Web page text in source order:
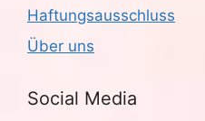
Haftungsausschluss
Über uns
Social Media